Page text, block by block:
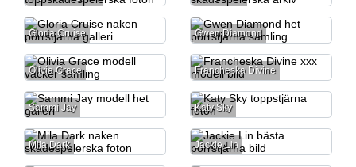
Gloria Cruise Gwen Diamond
Olivia Grace Francheska Divine
Sammi Jay Katy Sky
Mila Dark Jackie Lin